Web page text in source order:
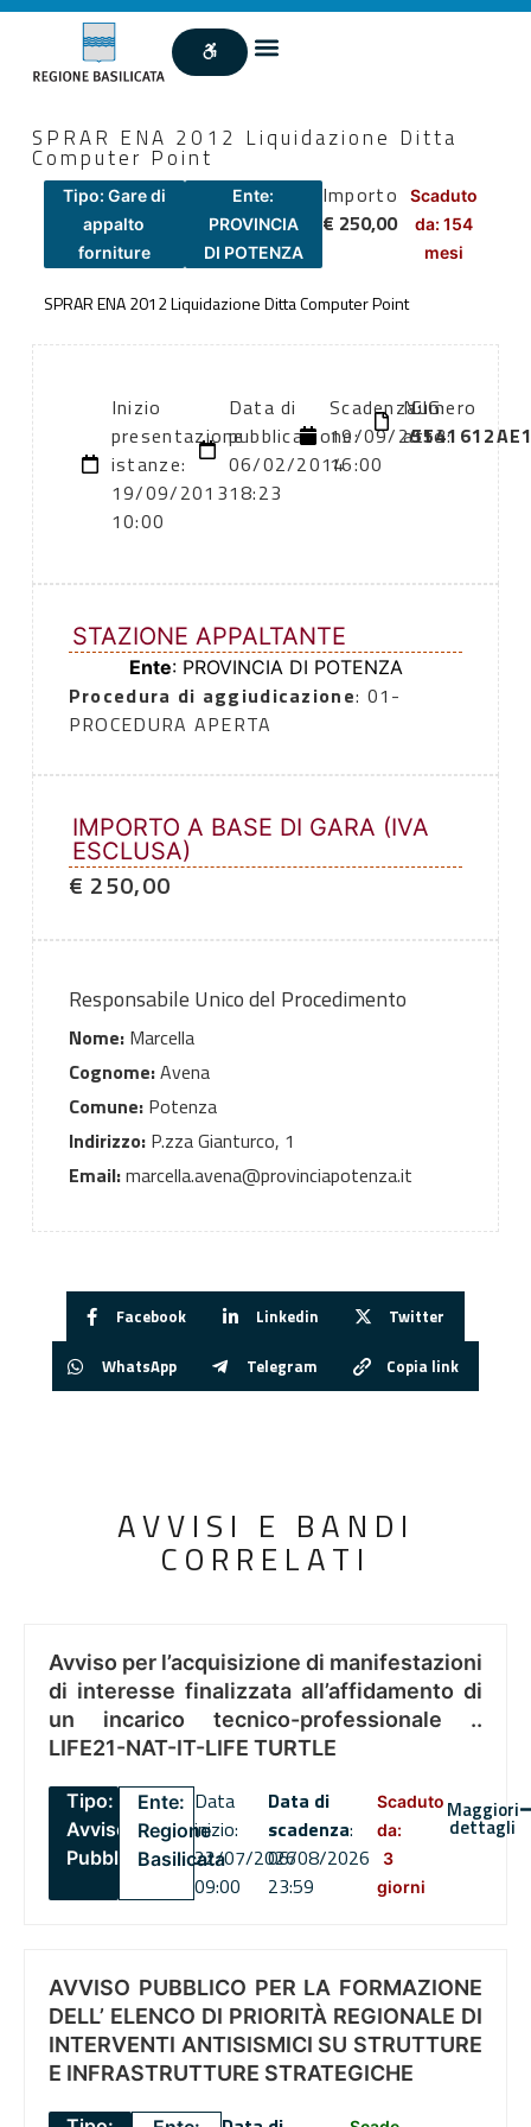
SPRAR ENA 2012 Liquidazione Ditta
Computer Point
Tipo: Gare di
appalto
forniture
Ente:
PROVINCIA
DI POTENZA
Importo
€ 250,00
Scaduto
da: 154
mesi
SPRAR ENA 2012 Liquidazione Ditta Computer Point
Inizio
presentazione
istanze:
19/09/2013
10:00
Data di
pubblicazione:
06/02/2014
18:23
Scadenza:
19/09/2013
16:00
Numero
atto:
CIG:
STAZIONE APPALTANTE
Ente: PROVINCIA DI POTENZA
Procedura di aggiudicazione: 01-
PROCEDURA APERTA
IMPORTO A BASE DI GARA (IVA
ESCLUSA)
€ 250,00
Responsabile Unico del Procedimento
Nome:Marcella
Cognome:Avena
Comune:Potenza
Indirizzo:P.zza Gianturco, 1
Email:marcella.avena@provinciapotenza.it
Facebook Linkedin Twitter
WhatsApp Telegram Copia link
AVVISI E BANDI
CORRELATI
Avviso per l’acquisizione di manifestazioni
di interesse finalizzata all’affidamento di
un incarico tecnico-professionale ..
LIFE21-NAT-IT-LIFE TURTLE
Tipo:
Avviso
Pubblico
Ente:
Regione
Basilicata
Data
inizio:
22/07/2026
09:00
Data di
scadenza:
06/08/2026
23:59
Scaduto
da:
3
giorni
Maggiori
dettagli
AVVISO PUBBLICO PER LA FORMAZIONE
DELL’ ELENCO DI PRIORITÀ REGIONALE DI
INTERVENTI ANTISISMICI SU STRUTTURE
E INFRASTRUTTURE STRATEGICHE